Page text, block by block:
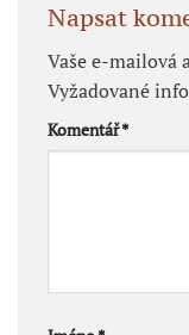
Napsat
Vaše e-mailová
Vyžadované
Komentář*